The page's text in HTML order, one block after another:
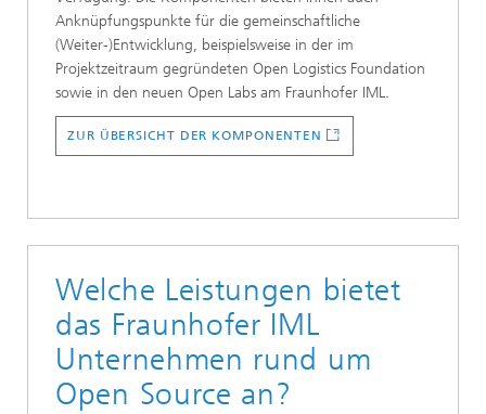
Anknüpfungspunkte für die gemeinschaftliche
(Weiter-)Entwicklung, beispielsweise in der im
Projektzeitraum gegründeten Open Logistics Foundation
sowie in den neuen Open Labs am Fraunhofer IML.
ZUR ÜBERSICHT DER KOMPONENTEN
Welche Leistungen bietet
das Fraunhofer IML
Unternehmen rund um
Open Source an?